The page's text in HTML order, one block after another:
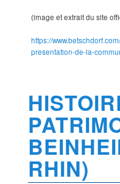
(image et extrait du site
https://
presentation-de-la-
RHIN)